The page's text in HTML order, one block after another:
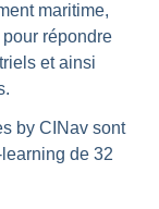
maritime,
répondre
et ainsi
by CINav sont
de 32